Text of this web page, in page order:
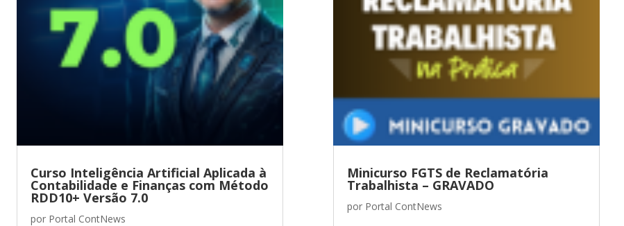
Curso Inteligência Artificial Aplicada à
Contabilidade e Finanças com Método
RDD10+ Versão 7.0
por Portal ContNews
Minicurso FGTS de Reclamatória
Trabalhista – GRAVADO
por Portal ContNews